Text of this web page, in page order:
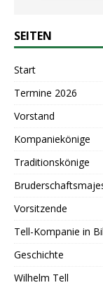
SEITEN
Start
Termine 2026
Vorstand
Kompaniekönige
Traditionskönige
Vorsitzende
Tell-Kompanie in
Geschichte
Wilhelm Tell